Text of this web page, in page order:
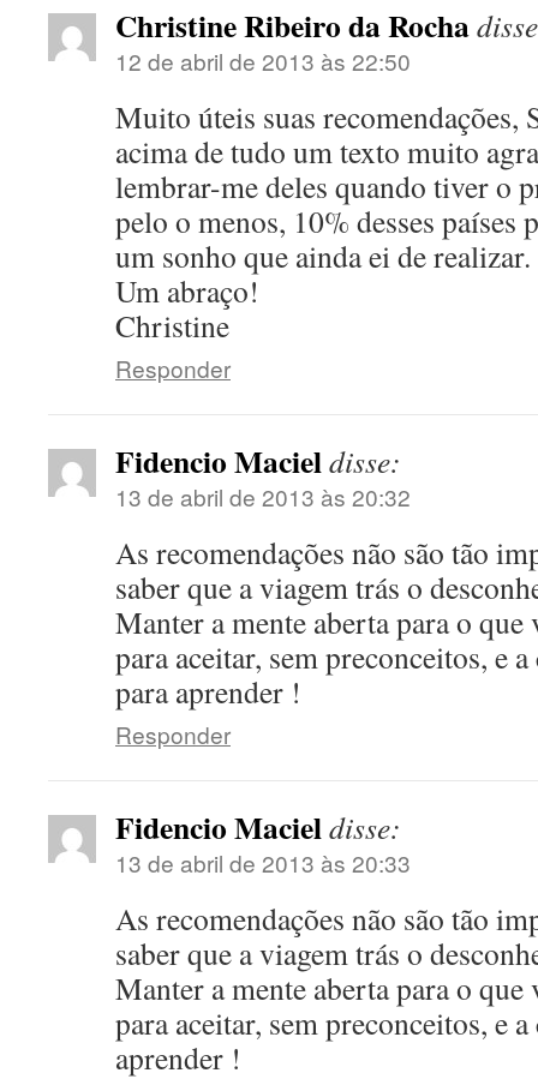
Christine Ribeiro da Rocha
12 de abril de 2013 às 22:50
Muito úteis suas recomendações,
acima de tudo um texto muito
lembrar-me deles quando tiver o
pelo o menos, 10% desses países
um sonho que ainda ei de realizar.
Um abraço!
Christine
Responder
Fidencio Macieldisse:
13 de abril de 2013 às 20:32
As recomendações não são tão
saber que a viagem trás o
Manter a mente aberta para o
para aceitar, sem preconceitos, e
para aprender !
Responder
Fidencio Macieldisse:
13 de abril de 2013 às 20:33
As recomendações não são tão
saber que a viagem trás o
Manter a mente aberta para o
para aceitar, sem preconceitos, e
aprender !